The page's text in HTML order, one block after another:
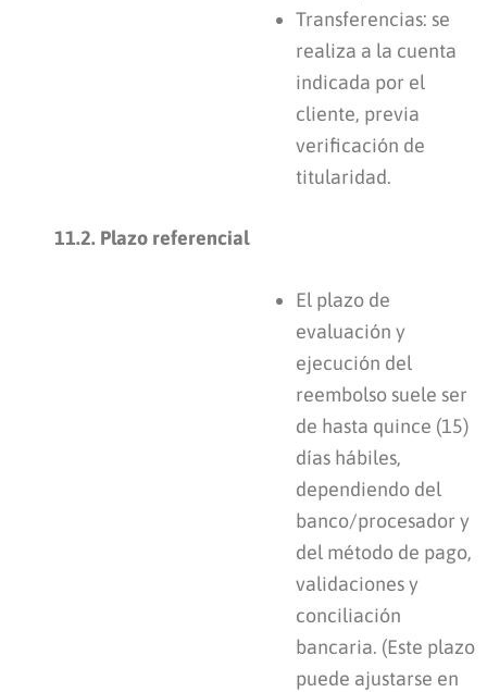
Transferencias: se
realiza a la cuenta
indicada por el
cliente, previa
verificación de
titularidad.
11.2. Plazo referencial
El plazo de
evaluación y
ejecución del
reembolso suele ser
de hasta quince (15)
días hábiles,
dependiendo del
banco/procesador y
del método de pago,
validaciones y
conciliación
bancaria. (Este plazo
puede ajustarse en